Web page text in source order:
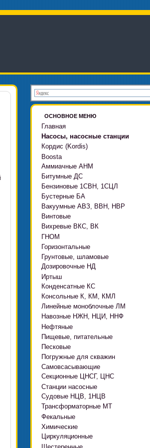
ОСНОВНОЕ МЕНЮ
Главная
Насосы, насосные станции
Кордис (Kordis)
Boosta
Boosta-F
Boosta-L
Boosta-APD установки
Аммиачные АНМ
Битумные ДС
Бензиновые 1СВН, 1СЦЛ
Бустерные БА
Вакуумные АВЗ, ВВН, НВР
Винтовые
Вихревые ВКС, ВК
ГНОМ
Грязевые
Ф, Фр
с HMS Control
Горизонтальные
Д, 1Д
ЦН
DeLium
Грунтовые, шламовые
ГРАТ, ГРАК, ГРАР
ВШН
Дозировочные НД
Иртыш
ПФ, НФ, ПД
ЦМЛ
ЦМК
Конденсатные КС
Консольные К, КМ, КМЛ
Линейные моноблочные ЛМ
Навозные НЖН, НЦИ, ННФ
Нефтяные
НВ, НВЕ, НДВ
КМC
4(5,6)НК
КМХ Адонис
Пищевые, питательные
ОНЦ, СНЦ
ЦВК
ПЭ
Поршневые на пару
Песковые
П, ПР, ПБ, ПК, ПРВП
ППР, ППК вертикальные
Погружные для скважин
ЭЦВ Ливнынасос
ЭЦВ Промбурвод
2ЭЦВ
БЦП М
CRS
СПА 4
Самовсасывающие
АНС
С-569
С-245
Секционные ЦНСГ, ЦНС
Станции насосные
СУЗ, HMS Control
Автоматические САУ
Садовые Ингро CAM
Судовые НЦВ, 1НЦВ
Трансформаторные МТ
Фекальные
СМ, 1СМ, 2СМ
СД, СДВ
Химические
Х
Циркуляционные